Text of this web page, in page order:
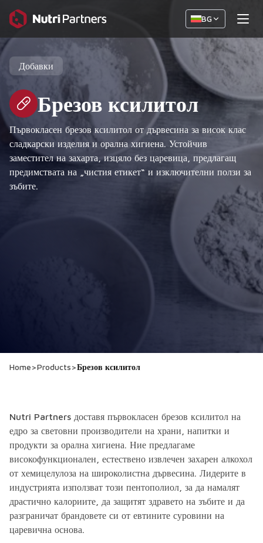
BG
Добавки
Брезов ксилитол
Първокласен брезов ксилитол от дървесина за висок клас
сладкарски изделия и орална хигиена. Устойчив
заместител на захарта, изцяло без царевица, предлагащ
предимствата на „чистия етикет“ и изключителни ползи за
зъбите.
Home>Products>Брезов ксилитол
Nutri Partners доставя първокласен брезов ксилитол на
едро за световни производители на храни, напитки и
продукти за орална хигиена. Ние предлагаме
високофункционален, естествено извлечен захарен алкохол
от хемицелулоза на широколистна дървесина. Лидерите в
индустрията използват този пентополиол, за да намалят
драстично калориите, да защитят здравето на зъбите и да
разграничат брандовете си от евтините суровини на
царевична основа.